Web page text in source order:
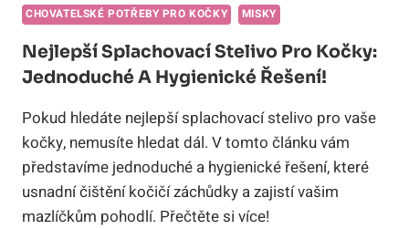
CHOVATELSKÉ POTŘEBY PRO KOČKY MISKY
Nejlepší Splachovací Stelivo Pro Kočky:
Jednoduché A Hygienické Řešení!
Pokud hledáte nejlepší splachovací stelivo pro vaše
kočky, nemusíte hledat dál. V tomto článku vám
představíme jednoduché a hygienické řešení, které
usnadní čištění kočičí záchůdky a zajistí vašim
mazlíčkům pohodlí. Přečtěte si více!